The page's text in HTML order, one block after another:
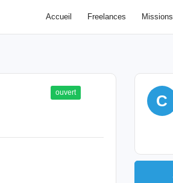
Accueil Freelances Missions
ouvert C